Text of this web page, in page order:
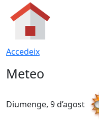
Accedeix
Meteo
Diumenge, 9 d’agost